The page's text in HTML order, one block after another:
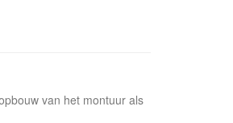
van het montuur als